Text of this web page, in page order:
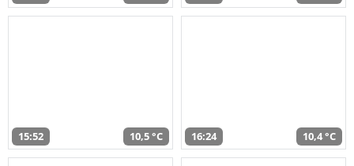
15:52 10,5 °C 16:24 10,4 °C